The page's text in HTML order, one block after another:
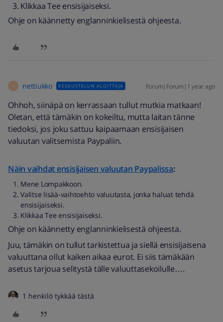
Klikkaa Tee ensisijaiseksi.
Ohje on käännetty englanninkielisestä ohjeesta.
N nettiukko KESKUSTELUN ALOITTAJA Forum|Forum|1 year ago
Ohhoh, siinäpä on kerrassaan tullut mutkia matkaan!
Oletan, että tämäkin on kokeiltu, mutta laitan tänne
tiedoksi, jos joku sattuu kaipaamaan ensisijaisen
valuutan valitsemista Paypaliin.
Näin vaihdat ensisijaisen valuutan Paypalissa:
Mene Lompakkoon.
Valitse lisää-vaihtoehto valuutasta, jonka haluat tehdä
ensisijaiseksi.
Klikkaa Tee ensisijaiseksi.
Ohje on käännetty englanninkielisestä ohjeesta.
Juu, tämäkin on tullut tarkistettua ja siellä ensisijaisena
valuuttana ollut kaiken aikaa eurot. Ei siis tämäkään
asetus tarjoua selitystä tälle valuuttasekoilulle….
1 henkilö tykkää tästä